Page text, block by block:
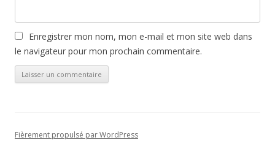
Enregistrer mon nom, mon e-mail et mon site web dans
le navigateur pour mon prochain commentaire.
Fièrement propulsé par WordPress